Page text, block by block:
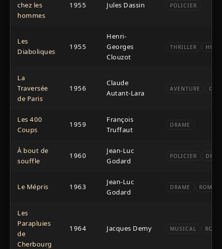
chez les
hommes
1955 Jules Dassin POLICIER
Les
Diaboliques
1955
Henri-
Georges
Clouzot
THRILLER
La
Traversée
de Paris
1956
Claude
Autant-Lara
AVENTURE
Les 400
Coups
1959
François
Truffaut
DRAME
À bout de
souffle
1960
Jean-Luc
Godard
POLICIER
Le Mépris 1963
Jean-Luc
Godard
DRAME
Les
Parapluies
de
Cherbourg
1964 Jacques Demy MUSICAL